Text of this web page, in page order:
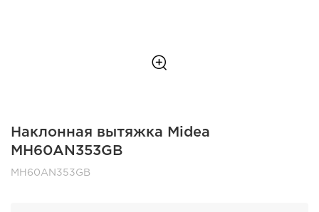
Наклонная вытяжка Midea
MH60AN353GB
MH60AN353GB